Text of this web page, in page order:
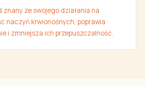
znany ze swojego działania na
naczyń krwionośnych, poprawia
i zmniejsza ich przepuszczalność.